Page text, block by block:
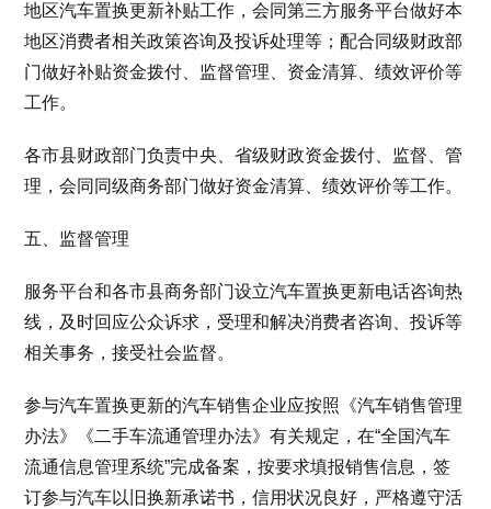
地区汽车置换更新补贴工作，会同第三方服务平台做好本
地区消费者相关政策咨询及投诉处理等；配合同级财政部
门做好补贴资金拨付、监督管理、资金清算、绩效评价等
工作。
各市县财政部门负责中央、省级财政资金拨付、监督、管
理，会同同级商务部门做好资金清算、绩效评价等工作。
五、监督管理
服务平台和各市县商务部门设立汽车置换更新电话咨询热
线，及时回应公众诉求，受理和解决消费者咨询、投诉等
相关事务，接受社会监督。
参与汽车置换更新的汽车销售企业应按照《汽车销售管理
办法》《二手车流通管理办法》有关规定，在“全国汽车
流通信息管理系统”完成备案，按要求填报销售信息，签
订参与汽车以旧换新承诺书，信用状况良好，严格遵守活